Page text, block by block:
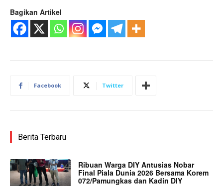
Bagikan Artikel
Facebook Twitter
Berita Terbaru
Ribuan Warga DIY Antusias Nobar
Final Piala Dunia 2026 Bersama Korem
072/Pamungkas dan Kadin DIY